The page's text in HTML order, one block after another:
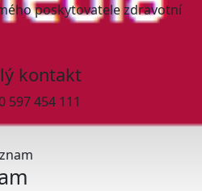
poskytovatele zdravotní
kontakt
597 454 111